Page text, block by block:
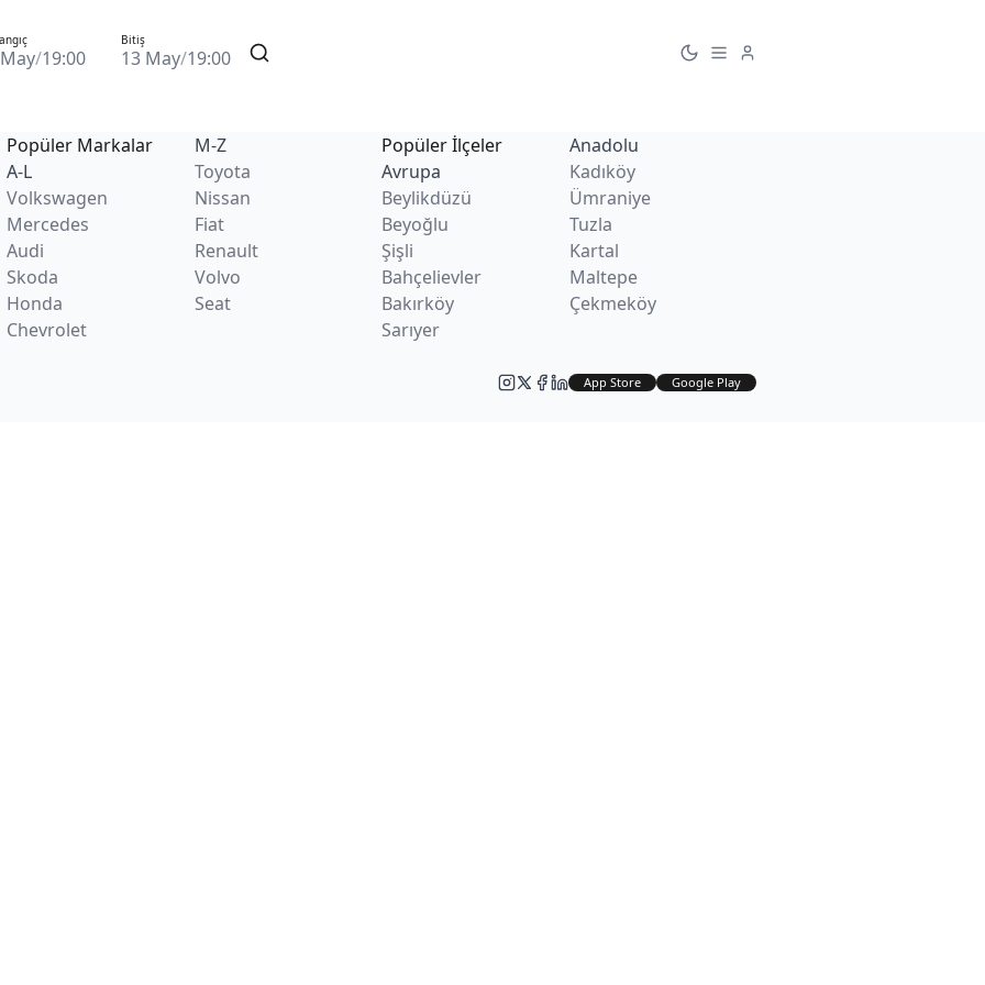
/19:00
Bitiş
13 May/19:00
Popüler Markalar
A-L
Volkswagen
Mercedes
Audi
Skoda
Honda
Chevrolet
M-Z
Toyota
Nissan
Fiat
Renault
Volvo
Seat
Popüler İlçeler
Avrupa
Beylikdüzü
Beyoğlu
Şişli
Bahçelievler
Bakırköy
Sarıyer
Anadolu
Kadıköy
Ümraniye
Tuzla
Kartal
Maltepe
Çekmeköy
App Store Google Play